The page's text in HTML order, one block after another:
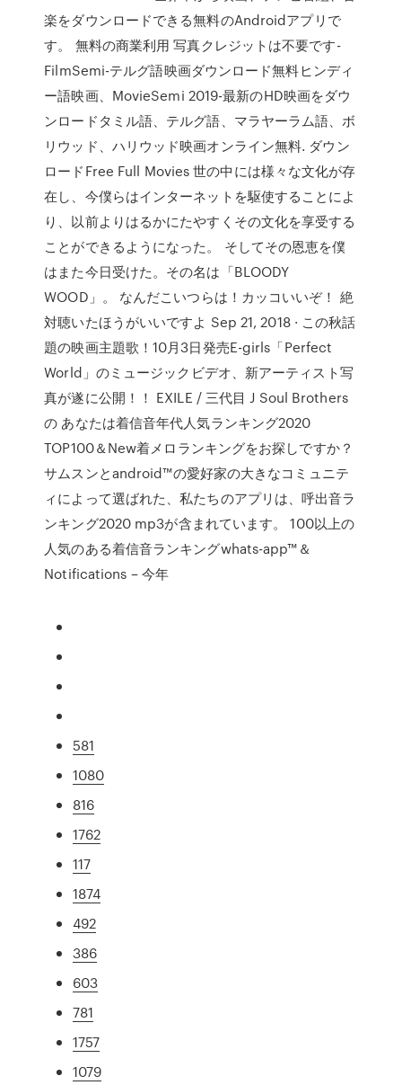
楽をダウンロードできる無料のAndroidアプリで
す。 無料の商業利用 写真クレジットは不要です-
FilmSemi-テルグ語映画ダウンロード無料ヒンディ
ー語映画、MovieSemi 2019-最新のHD映画をダウ
ンロードタミル語、テルグ語、マラヤーラム語、ボ
リウッド、ハリウッド映画オンライン無料. ダウン
ロードFree Full Movies 世の中には様々な文化が存
在し、今僕らはインターネットを駆使することによ
り、以前よりはるかにたやすくその文化を享受する
ことができるようになった。 そしてその恩恵を僕
はまた今日受けた。その名は「BLOODY
WOOD」。 なんだこいつらは！カッコいいぞ！ 絶
対聴いたほうがいいですよ Sep 21, 2018 · この秋話
題の映画主題歌！10月3日発売E-girls「Perfect
World」のミュージックビデオ、新アーティスト写
真が遂に公開！！ EXILE / 三代目 J Soul Brothers
の あなたは着信音年代人気ランキング2020
TOP100＆New着メロランキングをお探しですか？
サムスンとandroid™の愛好家の大きなコミュニテ
ィによって選ばれた、私たちのアプリは、呼出音ラ
ンキング2020 mp3が含まれています。 100以上の
人気のある着信音ランキングwhats-app™＆
Notifications – 今年
581
1080
816
1762
117
1874
492
386
603
781
1757
1079